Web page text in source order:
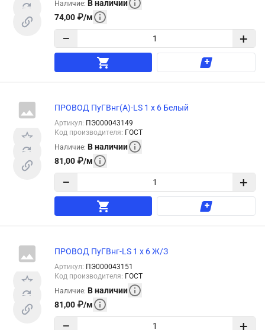
Наличие: В наличии
74,00 ₽/м
− +
ПРОВОД ПуГВнг(А)-LS 1 х 6 Белый
Артикул: ПЭ000043149
Код производителя: ГОСТ
Наличие: В наличии
81,00 ₽/м
− +
ПРОВОД ПуГВнг-LS 1 х 6 Ж/З
Артикул: ПЭ000043151
Код производителя: ГОСТ
Наличие: В наличии
81,00 ₽/м
− +